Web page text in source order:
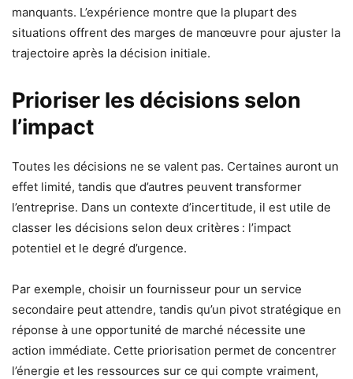
manquants. L’expérience montre que la plupart des
situations offrent des marges de manœuvre pour ajuster la
trajectoire après la décision initiale.
Prioriser les décisions selon
l’impact
Toutes les décisions ne se valent pas. Certaines auront un
effet limité, tandis que d’autres peuvent transformer
l’entreprise. Dans un contexte d’incertitude, il est utile de
classer les décisions selon deux critères : l’impact
potentiel et le degré d’urgence.
Par exemple, choisir un fournisseur pour un service
secondaire peut attendre, tandis qu’un pivot stratégique en
réponse à une opportunité de marché nécessite une
action immédiate. Cette priorisation permet de concentrer
l’énergie et les ressources sur ce qui compte vraiment,